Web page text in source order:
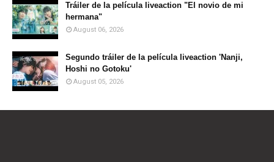
Tráiler de la película liveaction "El novio de mi
hermana"
August 06, 2026
Segundo tráiler de la película liveaction 'Nanji,
Hoshi no Gotoku'
August 05, 2026